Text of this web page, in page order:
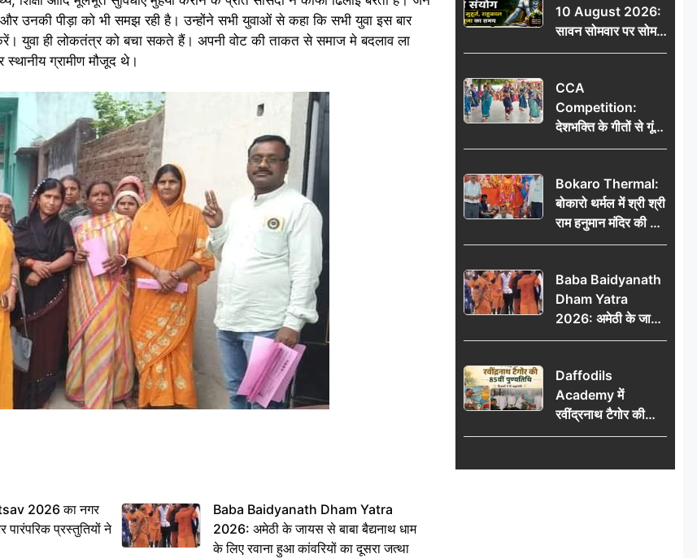
उनकी पीड़ा को भी समझ रही है। उन्होंने सभी युवाओं से कहा कि सभी युवा इस बार
युवा ही लोकतंत्र को बचा सकते हैं। अपनी वोट की ताकत से समाज मे बदलाव ला
ग्रामीण मौजूद थे।
2026 का नगर
प्रस्तुतियों ने
Baba Baidyanath Dham Yatra
2026: अमेठी के जायस से बाबा बैद्यनाथ धाम
के लिए रवाना हुआ कांवरियों का दूसरा जत्था
तक मिलेंगे शुभ संकेत
10 August 2026:
सावन सोमवार पर सोम
प्रदोष व्रत का संयोग,
और पूजा का समय
CCA
Competition:
देशभक्ति के गीतों से गूंजा
डीएवी कथारा, लोक
बांधा समां
Bokaro Thermal:
बोकारो थर्मल में श्री श्री
राम हनुमान मंदिर की नई
कमेटी गठित, बाबूलाल
Baba Baidyanath
Dham Yatra
2026: अमेठी के जायस
से बाबा बैद्यनाथ धाम के
का दूसरा जत्था
Daffodils
Academy में
रवींद्रनाथ टैगोर की
85वीं पुण्यतिथि मनाई
श्रद्धांजलि